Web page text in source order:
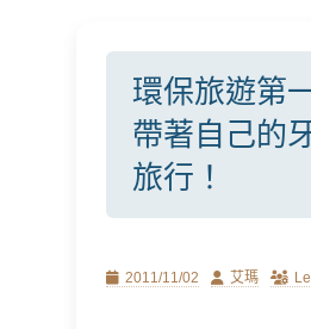
環保旅遊第
帶著自己的
旅行！
Posted2011/11/02 Author
艾瑪